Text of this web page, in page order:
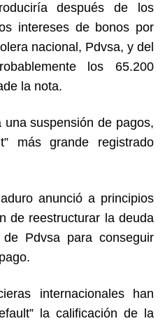
después de los
intereses de bonos por
nacional, Pdvsa, y del
los 65.200
la nota.
suspensión de pagos,
más grande registrado
anunció a principios
de reestructurar la deuda
Pdvsa para conseguir
internacionales han
la calificación de la